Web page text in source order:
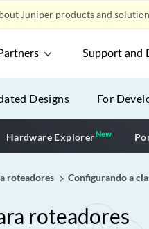
Juniper products and
Partners Support and
Designs For
Hardware ExplorerNewNew
roteadores Configurando a
roteadores